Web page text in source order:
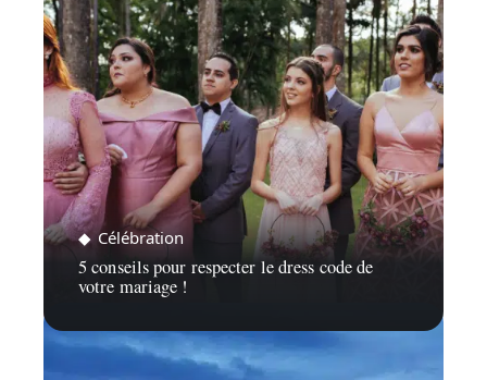
Célébration
5 conseils pour respecter le dress code de
votre mariage !